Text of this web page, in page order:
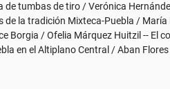
tumbas de tiro / Verónica
la tradición Mixteca-Puebla /
/ Ofelia Márquez Huitzil -- El
en el Altiplano Central / Aban